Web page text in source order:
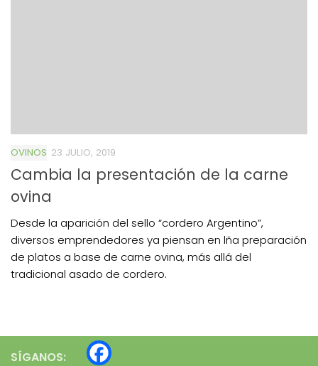
OVINOS 23 JULIO, 2019
Cambia la presentación de la carne
ovina
Desde la aparición del sello “cordero Argentino”,
diversos emprendedores ya piensan en lña preparación
de platos a base de carne ovina, más allá del
tradicional asado de cordero.
SÍGANOS: